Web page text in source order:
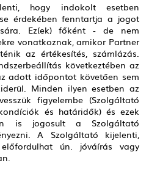
hogy indokolt esetben
érdekében fenntartja a jogot
Ez(ek) főként - de nem
vonatkoznak, amikor Partner
az értékesítés, számlázás.
következtében az
adott időpontot követően sem
Minden ilyen esetben az
figyelembe (Szolgáltató
és határidők) és ezek
is jogosult a Szolgáltató
A Szolgáltató kijelenti,
ún. jóváírás vagy